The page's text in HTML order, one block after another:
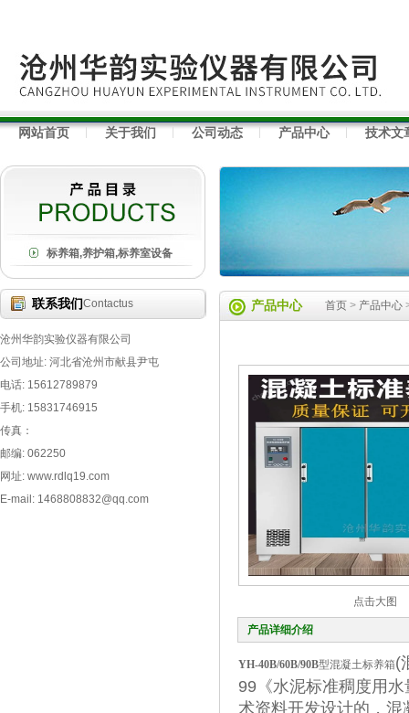
网站首页 关于我们 公司动态 产品中心 技术文
标养箱,养护箱,标养室设备
联系我们Contactus
沧州华韵实验仪器有限公司
公司地址: 河北省沧州市献县尹屯
电话: 15612789879
手机: 15831746915
传真：
邮编: 062250
网址: www.rdlq19.com
E-mail: 1468808832@qq.com
产品中心 首页 > 产品中心
点击大图
产品详细介绍
YH-40B/60B/90B型混凝土标养箱(
99《水泥标准稠度用
术资料开发设计的，